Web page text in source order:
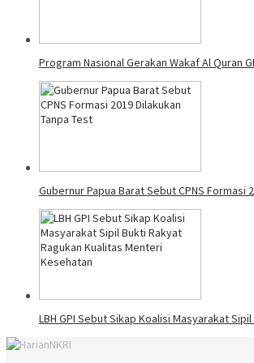
Program Nasional Gerakan Wakaf Al Quran
Gubernur Papua Barat Sebut CPNS Formasi
LBH GPI Sebut Sikap Koalisi Masyarakat